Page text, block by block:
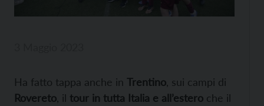
Ha fatto tappa anche in Trentino , sui campi di
Rovereto , il tour in tutta Italia e all’estero che il